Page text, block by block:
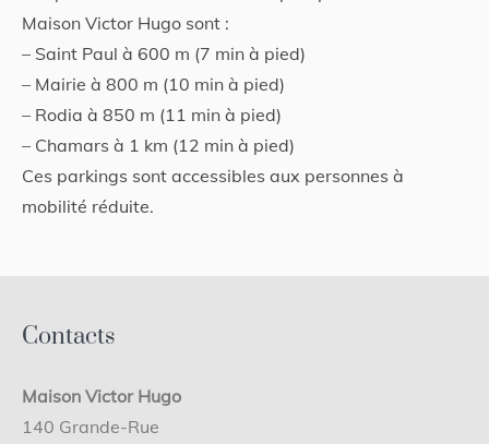
Maison Victor Hugo sont :
– Saint Paul à 600 m (7 min à pied)
– Mairie à 800 m (10 min à pied)
– Rodia à 850 m (11 min à pied)
– Chamars à 1 km (12 min à pied)
Ces parkings sont accessibles aux personnes à
mobilité réduite.
Contacts
Maison Victor Hugo
140 Grande-Rue